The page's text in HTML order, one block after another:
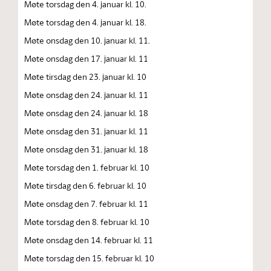
Møte torsdag den 4. januar kl. 10.
Møte torsdag den 4. januar kl. 18.
Møte onsdag den 10. januar kl. 11.
Møte onsdag den 17. januar kl. 11
Møte tirsdag den 23. januar kl. 10
Møte onsdag den 24. januar kl. 11
Møte onsdag den 24. januar kl. 18
Møte onsdag den 31. januar kl. 11
Møte onsdag den 31. januar kl. 18
Møte torsdag den 1. februar kl. 10
Møte tirsdag den 6. februar kl. 10
Møte onsdag den 7. februar kl. 11
Møte torsdag den 8. februar kl. 10
Møte onsdag den 14. februar kl. 11
Møte torsdag den 15. februar kl. 10